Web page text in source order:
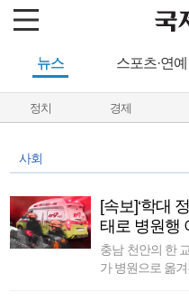
뉴스 스포츠·연예
정치 경제
사회
[속보]‘학대
태로 병원행
충남 천안의 한
가 병원으로 옮겨